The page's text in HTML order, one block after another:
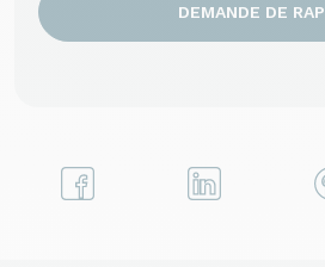
DEMANDE DE